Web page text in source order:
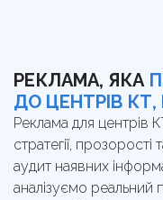
РЕКЛАМА, ЯКА
ДО ЦЕНТРІВ
Реклама для центрів
стратегії,
аудит наявних
аналізуємо